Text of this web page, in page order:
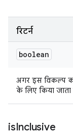
रिटर्न
boolean
अगर इस विकल्प
के लिए किया
isInclusive